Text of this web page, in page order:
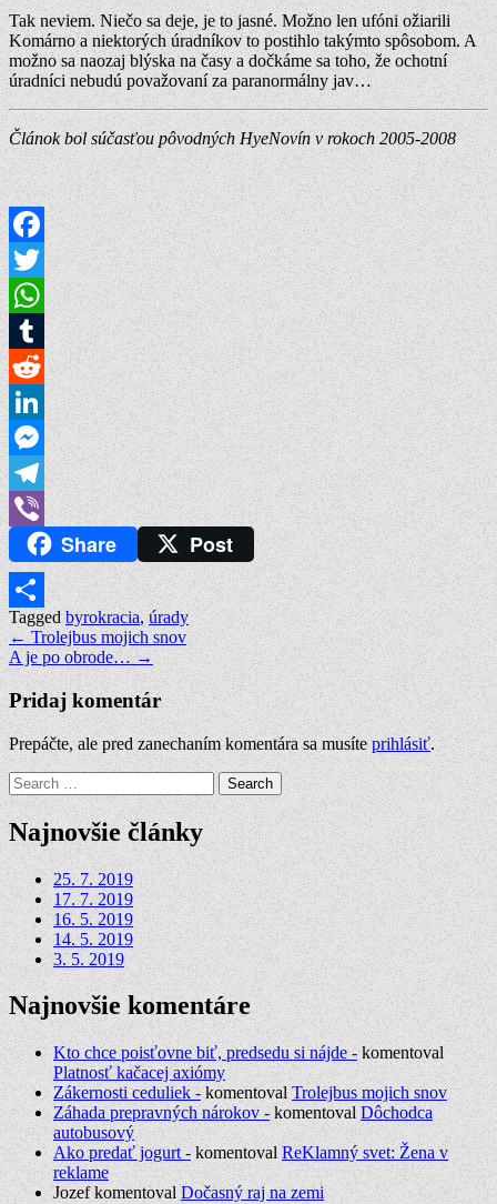
Tak neviem. Niečo sa deje, je to jasné. Možno len ufóni ožiarili
Komárno a niektorých úradníkov to postihlo takýmto spôsobom. A
možno sa naozaj blýska na časy a dočkáme sa toho, že ochotní
úradníci nebudú považovaní za paranormálny jav…
Článok bol súčasťou pôvodných HyeNovín v rokoch 2005-2008
Facebook
Twitter
WhatsApp
Tumblr
Reddit
LinkedIn
Messenger
Telegram
Viber
Share Post
Share
Taggedbyrokracia,úrady
Navigácia
v
článku
← Trolejbus mojich snov
A je po obrode… →
Pridaj komentár
Prepáčte, ale pred zanechaním komentára sa musíteprihlásiť.
Search
for:
Najnovšie články
25. 7. 2019
17. 7. 2019
16. 5. 2019
14. 5. 2019
3. 5. 2019
Najnovšie komentáre
Kto chce poisťovne biť, predsedu si nájde -komentoval
Platnosť kačacej axiómy
Zákernosti ceduliek -komentovalTrolejbus mojich snov
Záhada prepravných nárokov -komentovalDôchodca
autobusový
Ako predať jogurt -komentovalReKlamný svet: Žena v
reklame
JozefkomentovalDočasný raj na zemi